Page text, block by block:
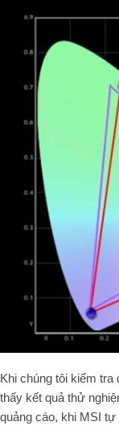
Khi chúng tôi kiểm
thấy kết quả thử
quảng cáo, khi MSI tự